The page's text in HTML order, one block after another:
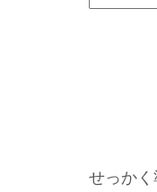
せっか